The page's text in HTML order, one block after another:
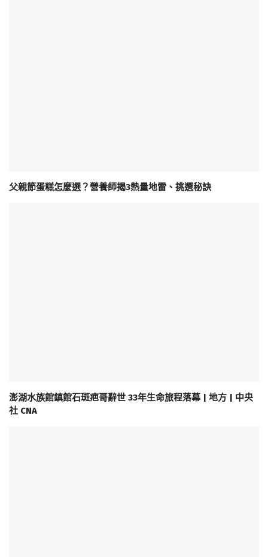
父親節蛋糕怎麼選？營養師揭3熱量地雷、挑選秘訣
澎湖水族館鎮館石斑疤哥辭世 33年生命旅程落幕 | 地方 | 中央
社 CNA